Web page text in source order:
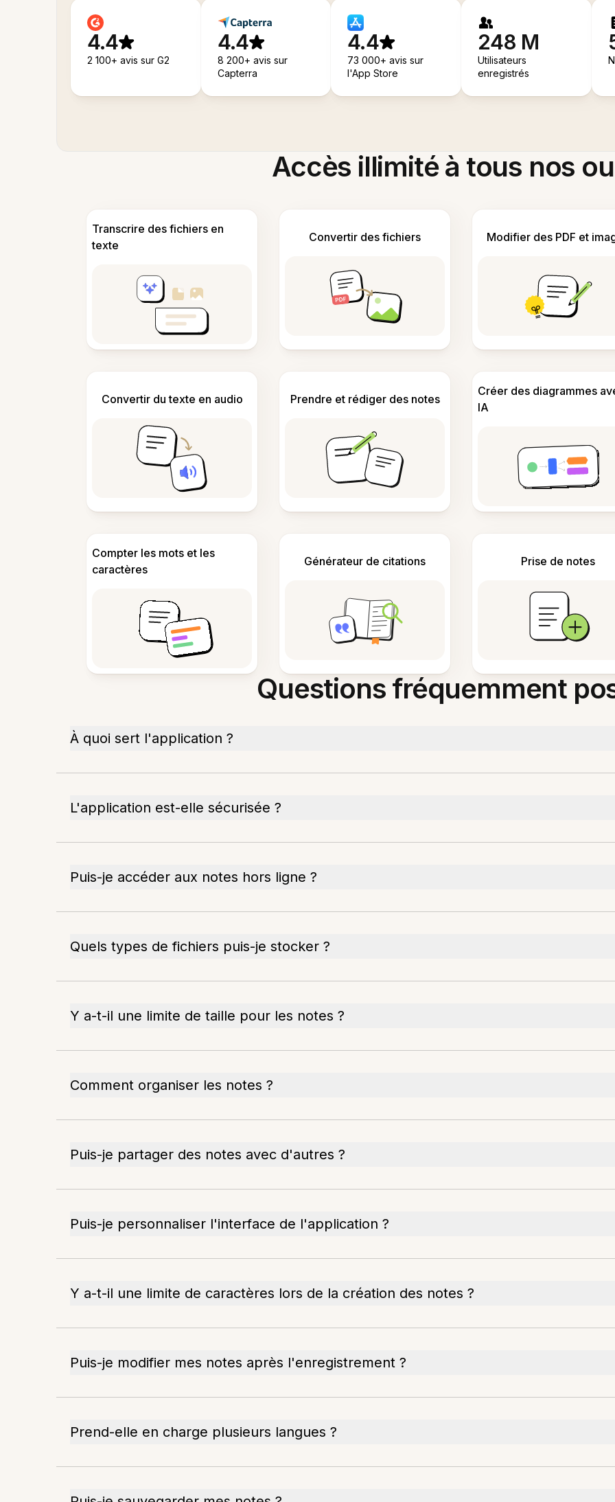
4.4
2 100+ avis sur G2
4.4
8 200+ avis sur
Capterra
4.4
73 000+ avis sur
l'App Store
248 M
Utilisateurs
enregistrés
Accès illimité à tous nos
Transcrire des fichiers en
texte
Convertir des fichiers Modifier des PDF et
Convertir du texte en audio Prendre et rédiger des notes
Créer des diagrammes
IA
Compter les mots et les
caractères
Générateur de citations Prise de notes
Questions fréquemment
À quoi sert l'application ?
L'application est-elle sécurisée ?
Puis-je accéder aux notes hors ligne ?
Quels types de fichiers puis-je stocker ?
Y a-t-il une limite de taille pour les notes ?
Comment organiser les notes ?
Puis-je partager des notes avec d'autres ?
Puis-je personnaliser l'interface de l'application ?
Y a-t-il une limite de caractères lors de la création des notes ?
Puis-je modifier mes notes après l'enregistrement ?
Prend-elle en charge plusieurs langues ?